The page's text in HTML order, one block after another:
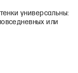
универсальны:
или